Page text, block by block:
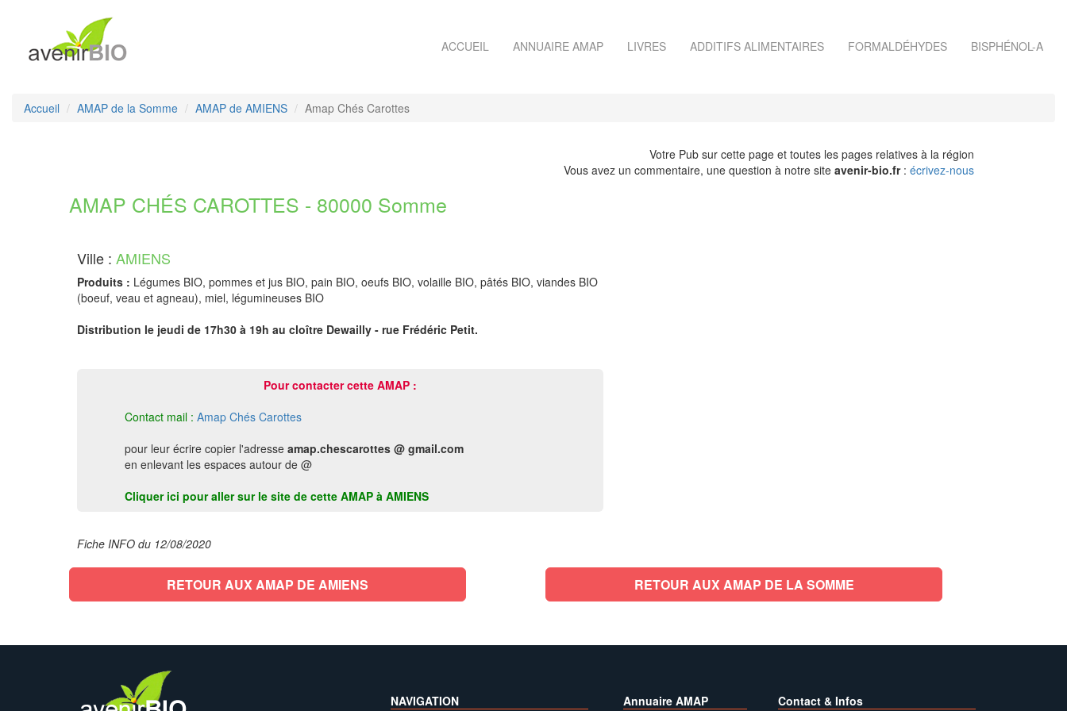
ACCUEIL ANNUAIRE AMAP LIVRES ADDITIFS ALIMENTAIRES FORMALDÉHYDES BISPHÉNOL-A
Accueil AMAP de la Somme AMAP de AMIENS Amap Chés Carottes
Votre Pub sur cette page et toutes les pages relatives à la région
Vous avez un commentaire, une question à notre site avenir-bio.fr: écrivez-nous
AMAP CHÉS CAROTTES - 80000 Somme
Ville : AMIENS
Produits : Légumes BIO, pommes et jus BIO, pain BIO, oeufs BIO, volaille BIO, pâtés BIO, viandes BIO
(boeuf, veau et agneau), miel, légumineuses BIO
Distribution le jeudi de 17h30 à 19h au cloître Dewailly - rue Frédéric Petit.
Pour contacter cette AMAP :
Contact mail : Amap Chés Carottes
pour leur écrire copier l'adresse amap.chescarottes @ gmail.com
en enlevant les espaces autour de @
Cliquer ici pour aller sur le site de cette AMAP à AMIENS
Fiche INFO du 12/08/2020
RETOUR AUX AMAP DE AMIENS RETOUR AUX AMAP DE LA SOMME
NAVIGATION Annuaire AMAP Contact & Infos